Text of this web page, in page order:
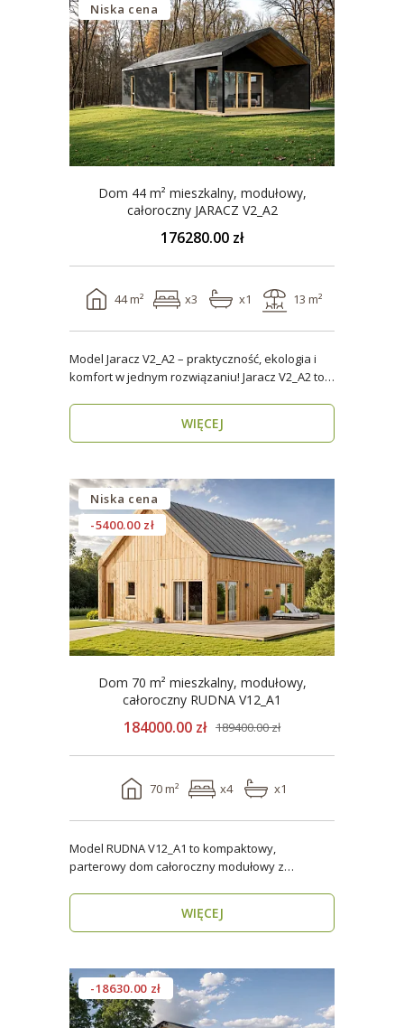
Niska cena
Dom 44 m² mieszkalny, modułowy,
całoroczny JARACZ V2_A2
176280.00 zł
44 m² x3 x1 13 m²
Model Jaracz V2_A2 – praktyczność, ekologia i
komfort w jednym rozwiązaniu! Jaracz V2_A2 to
WIĘCEJ
Niska cena
-5400.00 zł
Dom 70 m² mieszkalny, modułowy,
całoroczny RUDNA V12_A1
184000.00 zł 189400.00 zł
70 m² x4 x1
Model RUDNA V12_A1 to kompaktowy,
parterowy dom całoroczny modułowy z
WIĘCEJ
-18630.00 zł